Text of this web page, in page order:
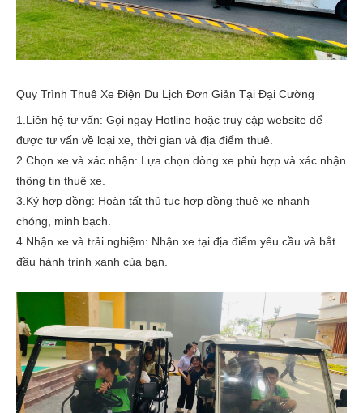
Quy Trình Thuê Xe Điện Du Lịch Đơn Giản Tại Đại Cường
1.Liên hệ tư vấn: Gọi ngay Hotline hoặc truy cập website để
được tư vấn về loại xe, thời gian và địa điểm thuê.
2.Chọn xe và xác nhận: Lựa chọn dòng xe phù hợp và xác nhận
thông tin thuê xe.
3.Ký hợp đồng: Hoàn tất thủ tục hợp đồng thuê xe nhanh
chóng, minh bạch.
4.Nhận xe và trải nghiệm: Nhận xe tại địa điểm yêu cầu và bắt
đầu hành trình xanh của bạn.